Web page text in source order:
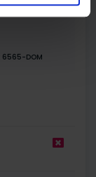
i društva
6565-DOM